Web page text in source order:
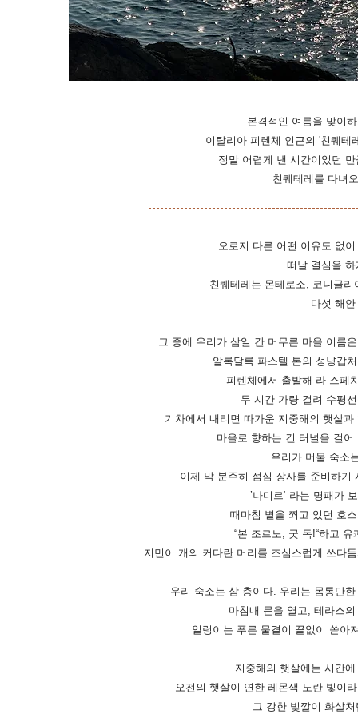
본격적인 여름을 맞이
이탈리아 피렌체 인근의 '친퀘테
정말 어렵게 낸 시간이었던
친퀘테레를 다녀
오로지 다른 어떤 이유도 없
떠날 결심을
친퀘테레는 몬테로소, 코니글
다섯 해
그 중에 우리가 삼일 간 머무른 마을 이름
알록달록 파스텔 톤의 성냥갑
피렌체에서 출발해 라 스페
두 시간 가량 걸려 수평
기차에서 내리면 따가운 지중해의 햇살
마을로 향하는 긴 터널을 걸
우리가 머물 숙소
이제 막 분주히 점심 장사를 준비하기
’나디르‘ 라는 명패가
때마침 볕을 쬐고 있던 호
“본 조르노, 굿 독!“하고
지민이 개의 커다란 머리를 조심스럽게 쓰다
우리 숙소는 삼 층이다. 우리는 몸통만
마침내 문을 열고, 테라스
일렁이는 푸른 물결이 끝없이 쏟아
지중해의 햇살에는 시간
오전의 햇살이 연한 레몬색 노란 빛이
그 강한 빛깔이 화살